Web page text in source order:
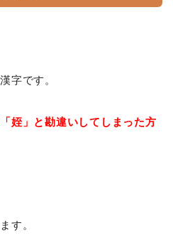
字です。
姪」と勘違いしてしまった方
す。